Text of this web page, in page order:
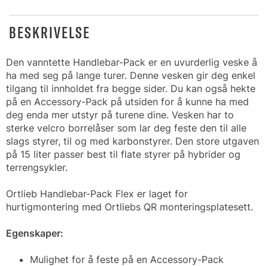
BESKRIVELSE
Den vanntette Handlebar-Pack er en uvurderlig veske å
ha med seg på lange turer. Denne vesken gir deg enkel
tilgang til innholdet fra begge sider. Du kan også hekte
på en Accessory-Pack på utsiden for å kunne ha med
deg enda mer utstyr på turene dine. Vesken har to
sterke velcro borrelåser som lar deg feste den til alle
slags styrer, til og med karbonstyrer. Den store utgaven
på 15 liter passer best til flate styrer på hybrider og
terrengsykler.
Ortlieb Handlebar-Pack Flex er laget for
hurtigmontering med Ortliebs QR monteringsplatesett.
Egenskaper:
Mulighet for å feste på en Accessory-Pack